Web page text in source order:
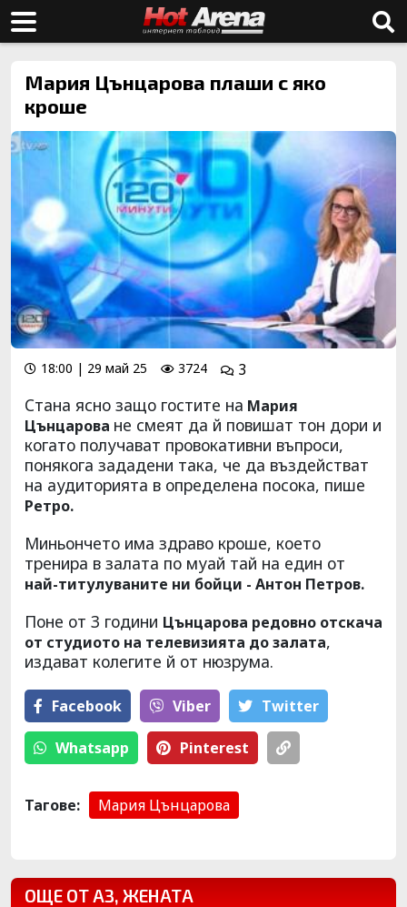
Мария Цънцарова плаши с яко
кроше
18:00 | 29 май 25 3724 3
Стана ясно защо гостите на Мария
Цънцарова не смеят да й повишат тон дори и
когато получават провокативни въпроси,
понякога зададени така, че да въздействат
на аудиторията в определена посока, пише
Ретро.
Миньончето има здраво кроше, което
тренира в залата по муай тай на един от
най-титулуваните ни бойци - Антон Петров.
Поне от 3 години Цънцарова редовно отскача
от студиото на телевизията до залата,
издават колегите й от нюзрума.
Facebook Viber Тwitter
Whatsapp Pinterest
Тагове: Мария Цънцарова
ОЩЕ ОТ АЗ, ЖЕНАТА